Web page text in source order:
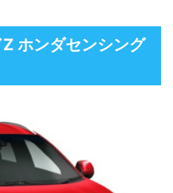
ホンダセンシング